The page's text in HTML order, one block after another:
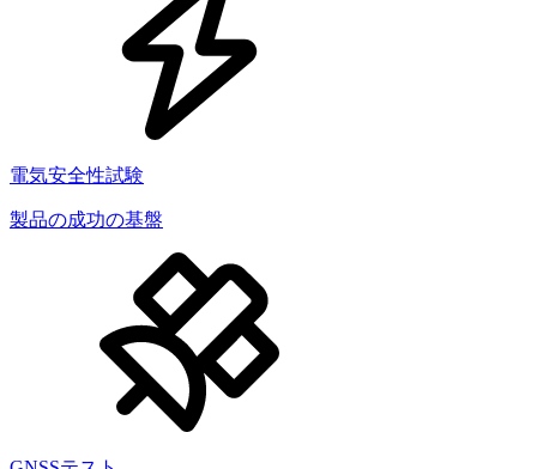
電気安全性試験
製品の成功の基盤